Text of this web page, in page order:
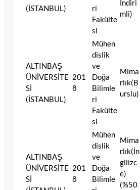
(İSTANBUL)
ri
Fakülte
si
İndiri
mli)
ALTINBAŞ
ÜNİVERSİTE
Sİ
(İSTANBUL)
201
8
Mühen
dislik
ve
Doğa
Bilimle
ri
Fakülte
si
Mima
rlık(B
urslu)
ALTINBAŞ
ÜNİVERSİTE
Sİ
201
8
Mühen
dislik
ve
Doğa
Bilimle
Mima
rlık(İn
gilizc
e)
(%50